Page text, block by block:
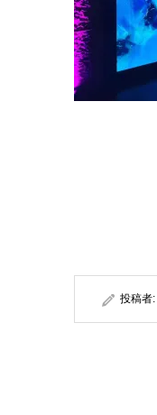
投稿者: